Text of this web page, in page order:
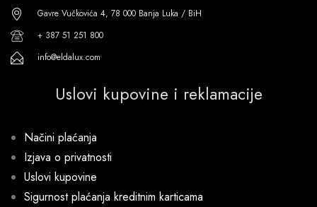
Gavre Vučkovića 4, 78 000 Banja Luka / BiH
+ 387 51 251 800
info@eldalux.com
Uslovi kupovine i reklamacije
Načini plaćanja
Izjava o privatnosti
Uslovi kupovine
Sigurnost plaćanja kreditnim karticama